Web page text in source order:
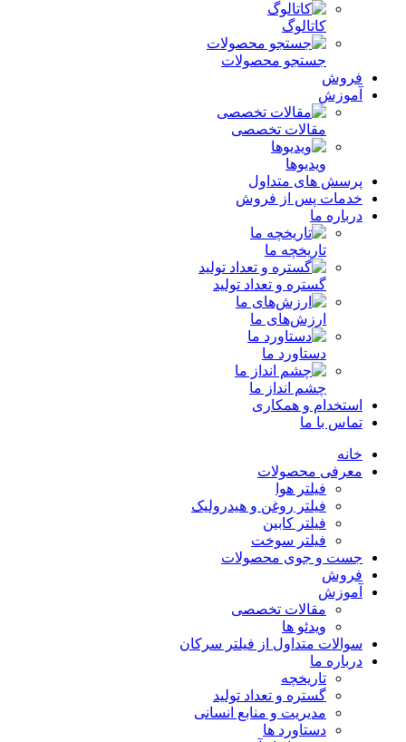
کاتالوگ
جستجو محصولات
فروش
آموزش
مقالات تخصصی
ویدیوها
پرسش های متداول
خدمات پس از فروش
درباره ما
تاریخچه ما
گستره و تعداد تولید
ارزش‌های ما
دستاورد ما
چشم انداز ما
استخدام و همکاری
تماس با ما
خانه
معرفی محصولات
فیلتر هوا
فیلتر روغن و هیدرولیک
فیلتر کابین
فیلتر سوخت
جست و جوی محصولات
فروش
آموزش
مقالات تخصصی
ویدئو ها
سوالات متداول از فیلتر سرکان
درباره ما
تاریخچه
گستره و تعداد تولید
مدیریت و منابع انسانی
دستاورد ها